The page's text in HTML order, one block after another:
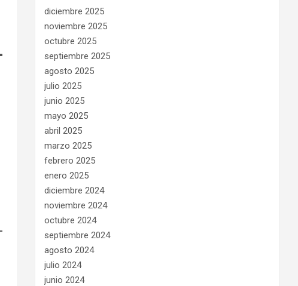
diciembre 2025
noviembre 2025
octubre 2025
septiembre 2025
agosto 2025
julio 2025
junio 2025
mayo 2025
abril 2025
marzo 2025
febrero 2025
enero 2025
diciembre 2024
noviembre 2024
octubre 2024
septiembre 2024
agosto 2024
julio 2024
junio 2024